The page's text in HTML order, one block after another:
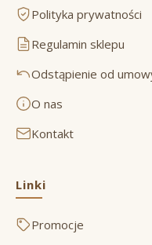
Polityka prywatności
Regulamin sklepu
Odstąpienie od
O nas
Kontakt
Linki
Promocje